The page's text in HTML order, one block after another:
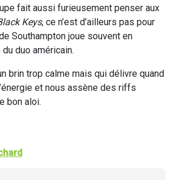
fait aussi furieusement penser aux
Keys, ce n’est d’ailleurs pas pour
Southampton joue souvent en
duo américain.
brin trop calme mais qui délivre quand
et nous assène des riffs
bon aloi.